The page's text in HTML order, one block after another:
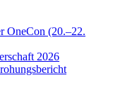
OneCon (20.–22.
2026